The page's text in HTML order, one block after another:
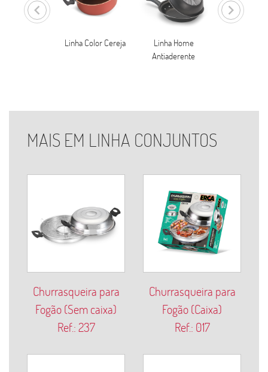
keyboard_arrow_left
Linha Color Cereja
Linha Home
Antiaderente
keyboard_arrow_right
MAIS EM LINHA CONJUNTOS
Churrasqueira para
Fogão (Sem caixa)
Ref.: 237
Churrasqueira para
Fogão (Caixa)
Ref.: 017